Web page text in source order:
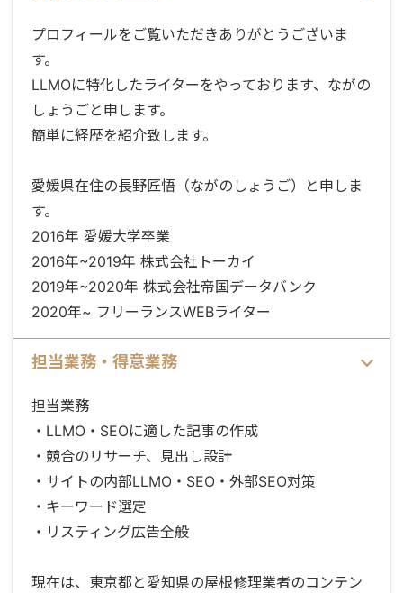
プロフィールをご覧いただきありがとうございま
す。
LLMOに特化したライターをやっております、ながの
しょうごと申します。
簡単に経歴を紹介致します。
愛媛県在住の長野匠悟（ながのしょうご）と申しま
す。
2016年 愛媛大学卒業
2016年~2019年 株式会社トーカイ
2019年~2020年 株式会社帝国データバンク
2020年~ フリーランスWEBライター
担当業務・得意業務
担当業務
・LLMO・SEOに適した記事の作成
・競合のリサーチ、見出し設計
・サイトの内部LLMO・SEO・外部SEO対策
・キーワード選定
・リスティング広告全般
現在は、東京都と愛知県の屋根修理業者のコンテン